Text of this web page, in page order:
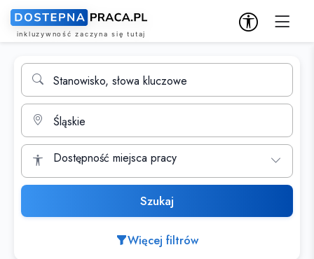
Wyszukiwarka ofert pracy
Stanowisko, słowa kluczowe
Miasto
Dostępność miejsca pracy
Szukaj
Więcej filtrów